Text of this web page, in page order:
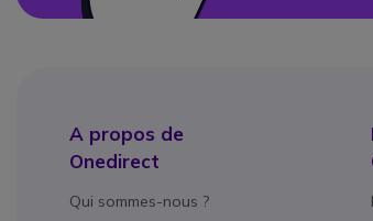
A propos de
Onedirect
Qui sommes-nous ?